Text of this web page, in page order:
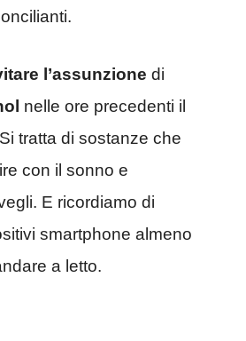
l’assunzione di
nelle ore precedenti il
tratta di sostanze che
con il sonno e
E ricordiamo di
smartphone almeno
a letto.